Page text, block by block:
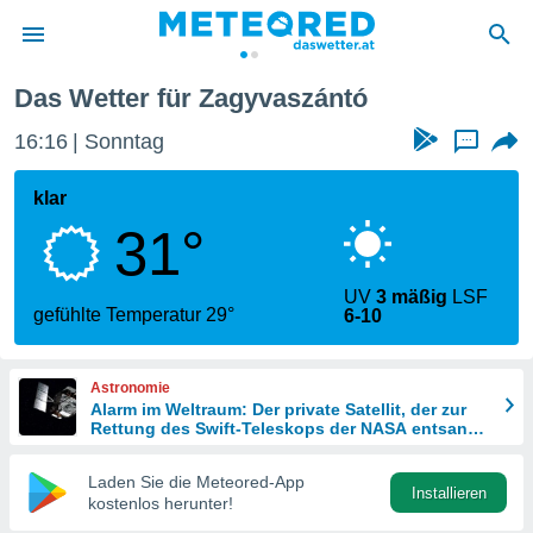
wurde
dass
sind.
diese
Das Wetter für Zagyvaszántó
16:16 Sonntag ...
klar
31°
gefühlte Temperatur 29°
UV3 mäßig LSF
6-10
Astronomie
Alarm im Weltraum: Der private Satellit, der zur
Rettung des Swift-Teleskops der NASA entsandt
Laden Sie die Meteored-App
kostenlos herunter!
Installieren